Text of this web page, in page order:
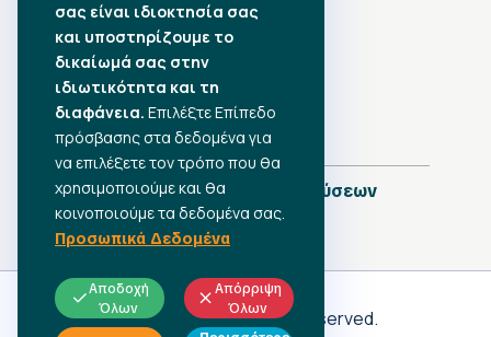
•Αύγουστος 2026
•Ιούλιος 2026
•Ιούνιος 2026
•Μάιος 2026
•Απρίλιος 2026
•Μάρτιος 2026
Πλήρες Ημερολόγιο Δημοσιεύσεων
Γ.Σ.Ε.Ε
© 2026 All rights reserved.
σας είναι ιδιοκτησία σας
και υποστηρίζουμε το
δικαίωμά σας στην
ιδιωτικότητα και τη
διαφάνεια. Επιλέξτε Επίπεδο
πρόσβασης στα δεδομένα για
να επιλέξετε τον τρόπο που θα
χρησιμοποιούμε και θα
κοινοποιούμε τα δεδομένα σας.
Προσωπικά Δεδομένα
Αποδοχή
Όλων
Απόρριψη
Όλων